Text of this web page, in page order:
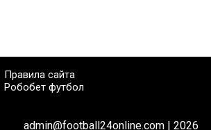
Правила сайта
Робобет футбол
admin@football24online.com | 2026